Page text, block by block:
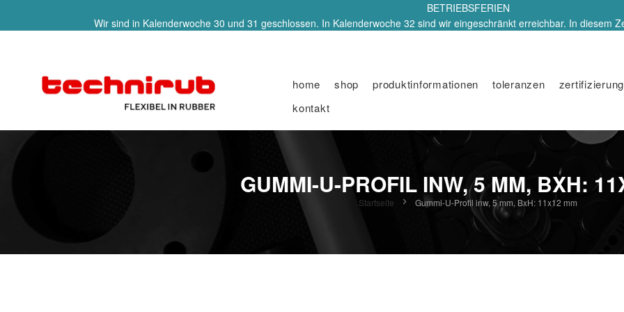
BETRIEBSFERIEN
Wir sind in Kalenderwoche 30 und 31 geschlossen. In Kalenderwoche 32 sind wir eingeschränkt erreichbar. In diesem
home shop produktinformationen toleranzen zertifizierung
kontakt
GUMMI-U-PROFIL INW, 5 MM, BXH:
Startseite Gummi-U-Profil inw, 5 mm, BxH: 11x12 mm